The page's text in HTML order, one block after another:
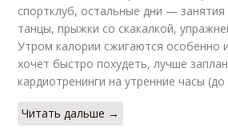
спортклуб, остальные дни —
танцы, прыжки со скакалкой,
Утром калории сжигаются особенно
хочет быстро похудеть, лучше
кардиотренинги на утренние часы (до
Читать дальше →